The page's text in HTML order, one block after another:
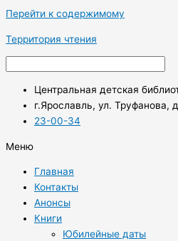
Перейти к содержимому
Территория чтения
Центральная детская
г.Ярославль, ул. Труфанова,
23-00-34
Меню
Главная
Контакты
Анонсы
Книги
Юбилейные даты